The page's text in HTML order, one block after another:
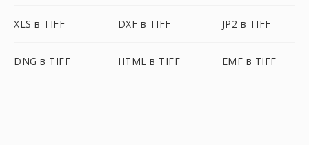
XLS в TIFF DXF в TIFF JP2 в TIFF
DNG в TIFF HTML в TIFF EMF в TIFF